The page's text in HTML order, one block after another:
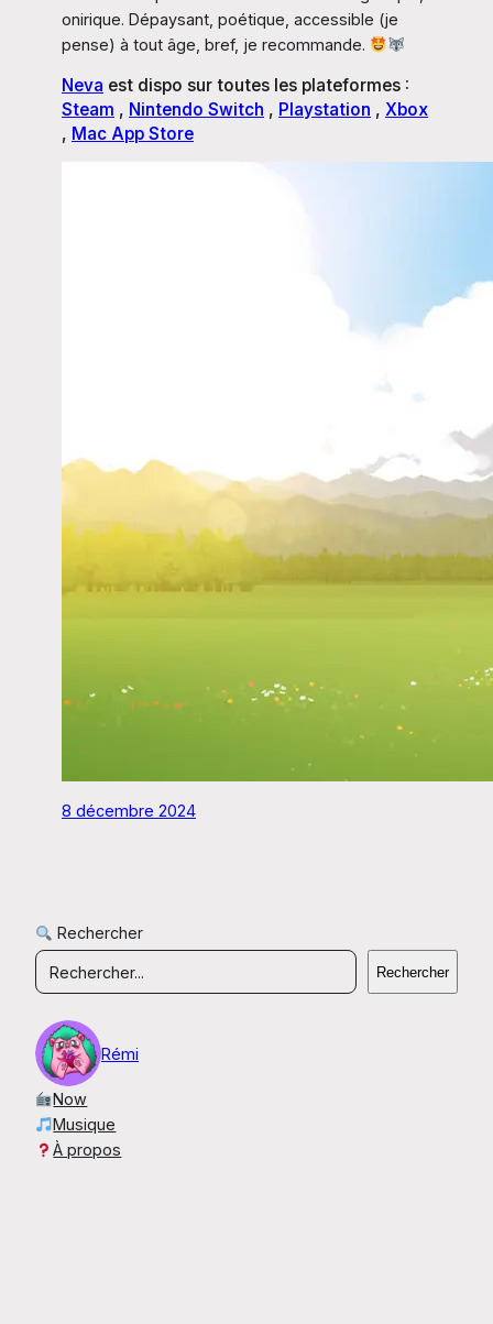
onirique. Dépaysant, poétique, accessible (je
pense) à tout âge, bref, je recommande.
Neva est dispo sur toutes les plateformes :
Steam , Nintendo Switch , Playstation , Xbox
, Mac App Store
8 décembre 2024
Rechercher
Rechercher
Rémi
Now
Musique
À propos